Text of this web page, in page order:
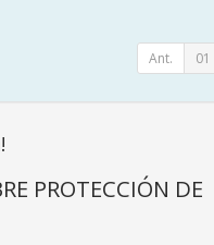
Ant. 01
PROTECCIÓN DE